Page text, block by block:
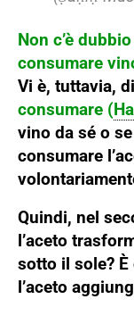
Non c’è
consumare
Vi è, tuttavia,
consumare (
vino da sé o
consumare
Quindi, nel
l’aceto
sotto il sole?
l’aceto